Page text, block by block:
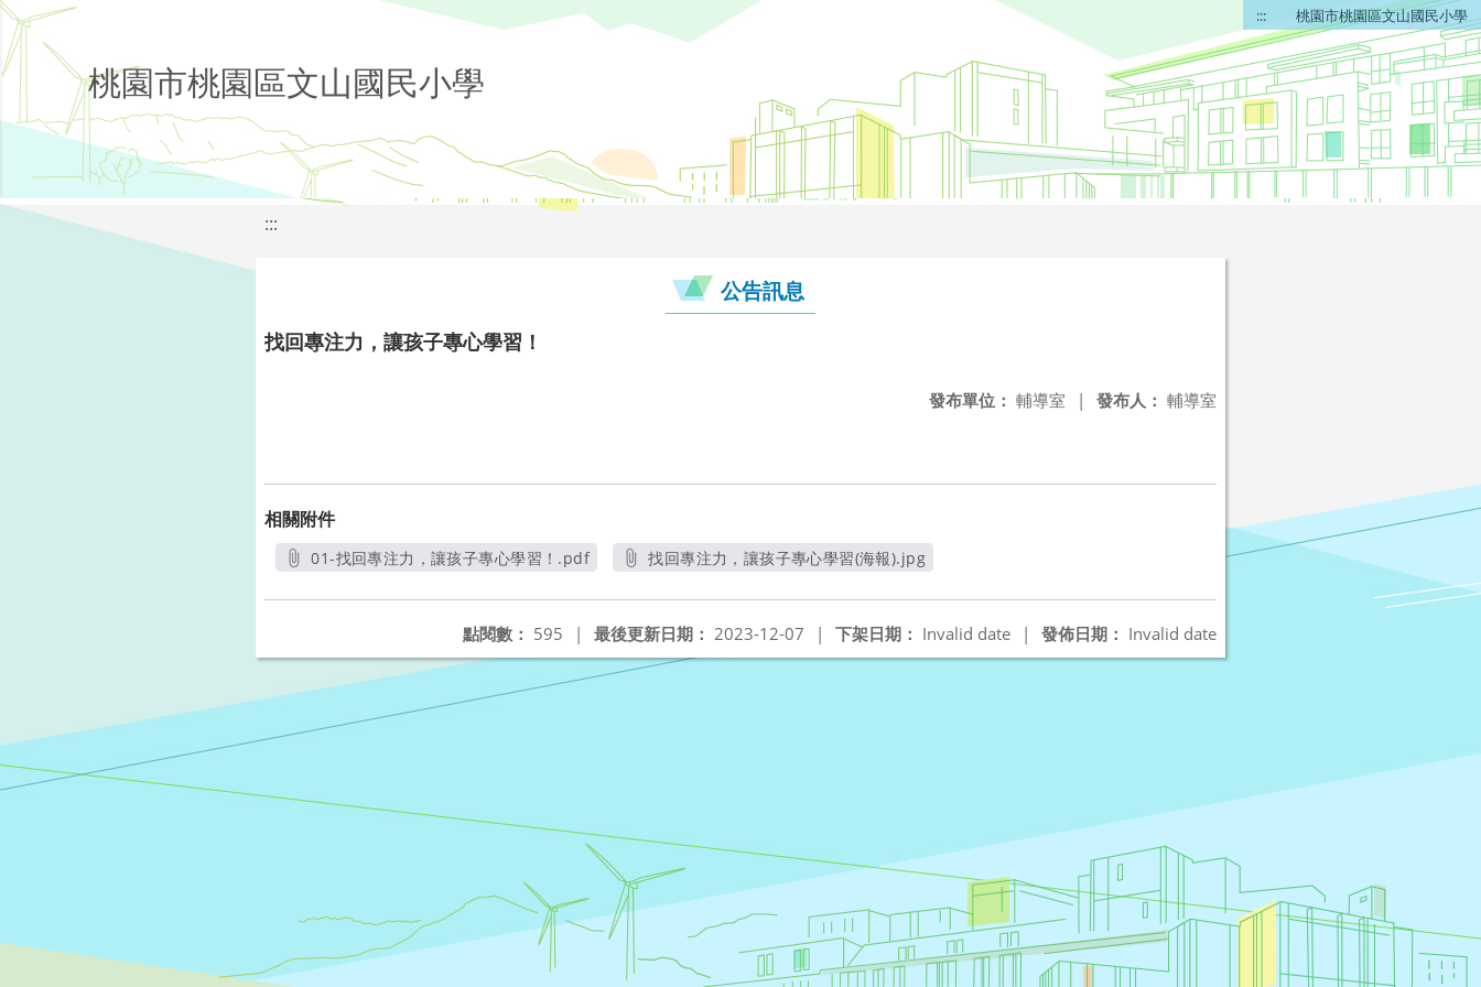
::: 桃園市桃園區文山國民小學
桃園市桃園區文山國民小學
:::
公告訊息
找回專注力，讓孩子專心學習！
發布人： 輔導室
發布單位： 輔導室 |
相關附件
01-找回專注力，讓孩子專心學習！.pdf
找回專注力，讓孩子專心學習(海報).jpg
發佈日期： Invalid date
下架日期： Invalid date |
最後更新日期： 2023-12-07 |
點閱數： 595 |